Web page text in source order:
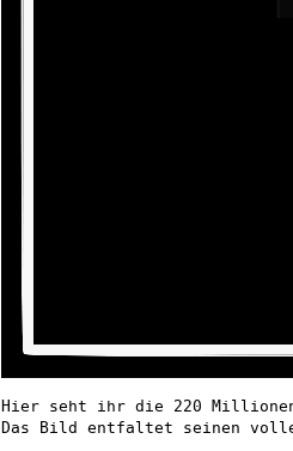
Hier seht ihr die 220 Millionen
Das Bild entfaltet seinen